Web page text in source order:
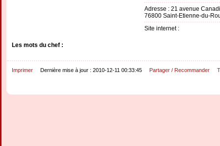
Adresse : 21 avenue
76800 Saint-Etienne-du-
Site internet :
Les mots du chef :
Imprimer Dernière mise à jour : 2010-12-11 00:33:45 Partager / Recommander